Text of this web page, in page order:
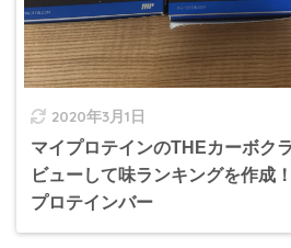
2020年3月1日
マイプロテインのTHEカーボク
ビューして味ランキングを作成
プロテインバー